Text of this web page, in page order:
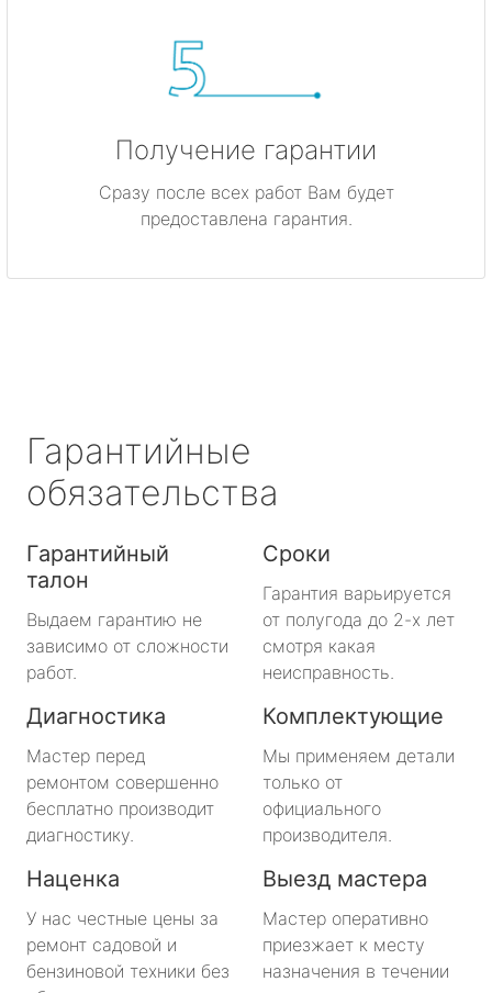
Получение гарантии
Сразу после всех работ Вам будет
предоставлена гарантия.
Гарантийные
обязательства
Гарантийный
талон
Выдаем гарантию не
зависимо от сложности
работ.
Сроки
Гарантия варьируется
от полугода до 2-х лет
смотря какая
неисправность.
Диагностика
Мастер перед
ремонтом совершенно
бесплатно производит
диагностику.
Комплектующие
Мы применяем детали
только от
официального
производителя.
Наценка
У нас честные цены за
ремонт садовой и
бензиновой техники без
Выезд мастера
Мастер оперативно
приезжает к месту
назначения в течении